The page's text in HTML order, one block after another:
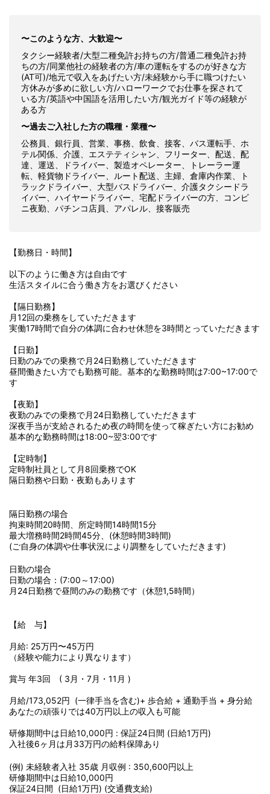
〜このような方、大歓迎〜
タクシー経験者/大型二種免許お持ちの方/普通二種免許お持
ちの方/同業他社の経験者の方/車の運転をするのが好きな方
(AT可)/地元で収入をあげたい方/未経験から手に職つけたい
方休みが多めに欲しい方/ハローワークでお仕事を探されて
いる方/英語や中国語を活用したい方/観光ガイド等の経験が
ある方
〜過去ご入社した方の職種・業種〜
公務員、銀行員、営業、事務、飲食、接客、バス運転手、ホ
テル関係、介護、エステティシャン、フリーター、配送、配
達、運送、ドライバー、製造オペレーター、トレーラー運
転、軽貨物ドライバー、ルート配送、主婦、倉庫内作業、ト
ラックドライバー、大型バスドライバー、介護タクシードラ
イバー、ハイヤードライバー、宅配ドライバーの方、コンビ
ニ夜勤、パチンコ店員、アパレル、接客販売
【勤務日・時間】
以下のように働き方は自由です
生活スタイルに合う働き方をお選びください
【隔日勤務】
月12回の乗務をしていただきます
実働17時間で自分の体調に合わせ休憩を3時間とっていただきます
【日勤】
日勤のみでの乗務で月24日勤務していただきます
昼間働きたい方でも勤務可能。基本的な勤務時間は7:00~17:00で
す
【夜勤】
夜勤のみでの乗務で月24日勤務していただきます
深夜手当が支給されるため夜の時間を使って稼ぎたい方にお勧め
基本的な勤務時間は18:00~翌3:00です
【定時制】
定時制社員として月8回乗務でOK
隔日勤務や日勤・夜勤もあります
隔日勤務の場合
拘束時間20時間、所定時間14時間15分
最大増務時間2時間45分、(休憩時間3時間)
(ご自身の体調や仕事状況により調整をしていただきます)
日勤の場合
日勤の場合：(7:00～17:00)
月24日勤務で昼間のみの勤務です（休憩1,5時間）
【給 与】
⽉給: 25万円〜45万円
（経験や能力により異なります）
賞与 年3回 ( 3月・7月・11月 )
月給/173,052円 (一律手当を含む)+ 歩合給 + 通勤手当 + 身分給
あなたの頑張りでは40万円以上の収入も可能
研修期間中は日給10,000円 : 保証24日間 (日給1万円)
入社後6ヶ月は月33万円の給料保障あり
(例) 未経験者入社 35歳 月収例 : 350,600円以上
研修期間中は日給10,000円
保証24日間 (日給1万円) (交通費支給)